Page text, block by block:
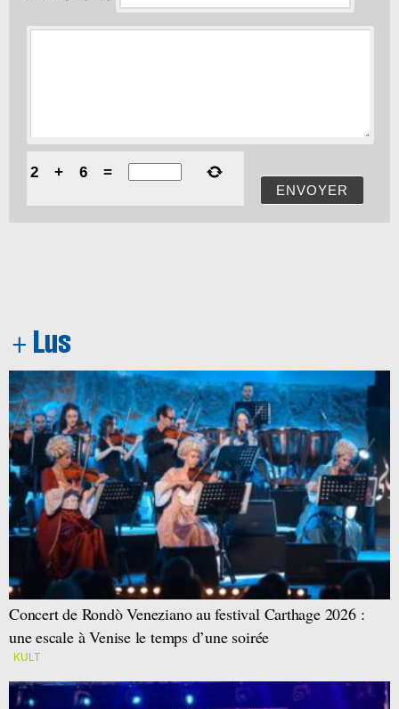
ENVOYER
2 + 6 =
Concert de Rondò Veneziano au festival Carthage 2026 :
une escale à Venise le temps d’une soirée
KULT